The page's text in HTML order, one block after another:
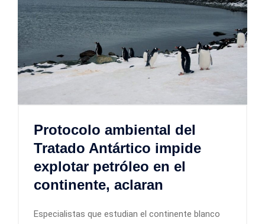
Protocolo ambiental del
Tratado Antártico impide
explotar petróleo en el
continente, aclaran
Especialistas que estudian el continente blanco